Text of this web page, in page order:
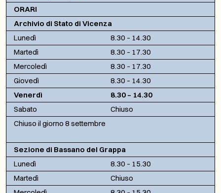
ORARI
Archivio di Stato di Vicenza
Lunedì
8.30 – 14.30
Martedì
8.30 – 17.30
Mercoledì
8.30 – 17.30
Giovedì
8.30 – 14.30
Venerdì
8.30 – 14.30
Sabato
Chiuso
Chiuso il giorno 8 settembre
Sezione di Bassano del Grappa
Lunedì
8.30 – 15.30
Martedì
Chiuso